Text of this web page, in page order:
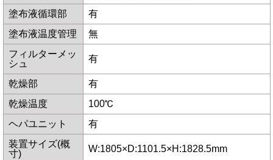
塗布液循環部
有
塗布液温度管理
無
フィルターメッ
シュ
有
乾燥部
有
乾燥温度
100℃
ヘパユニット
有
装置サイズ(概
寸)
W:1805×D:1101.5×H:1828.5mm